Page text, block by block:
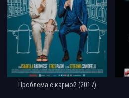
Проблема с кармой (2017)